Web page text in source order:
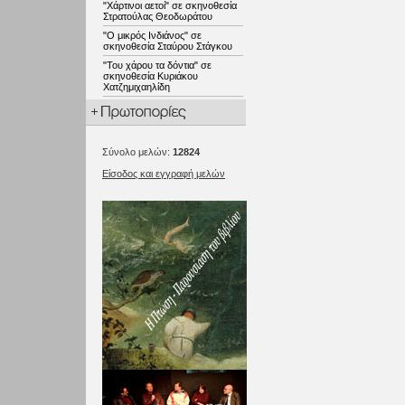
"Χάρτινοι αετοί" σε σκηνοθεσία
Στρατούλας Θεοδωράτου
"Ο μικρός Ινδιάνος" σε
σκηνοθεσία Σταύρου Στάγκου
"Του χάρου τα δόντια" σε
σκηνοθεσία Κυριάκου
Χατζημιχαηλίδη
Σύνολο μελών: 12824
Είσοδος και εγγραφή μελών